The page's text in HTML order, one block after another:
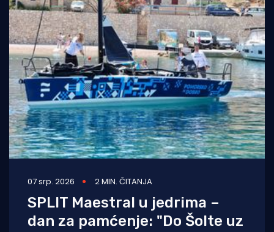
07 srp. 2026 2 MIN. ČITANJA
SPLIT Maestral u jedrima –
dan za pamćenje: "Do Šolte uz